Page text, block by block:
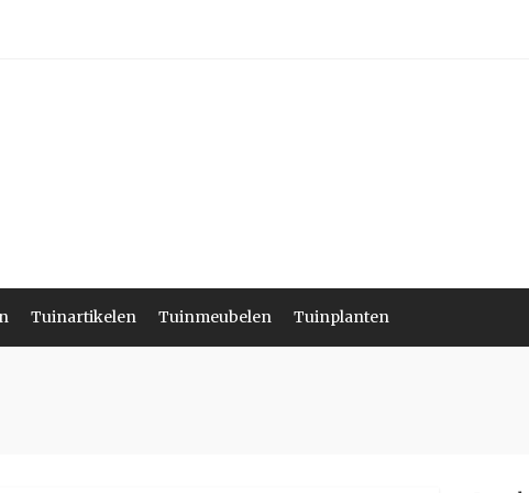
Tuinartikelen Tuinmeubelen Tuinplanten